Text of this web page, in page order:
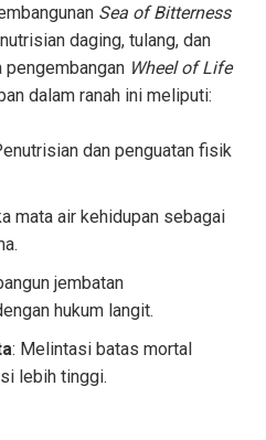
Sea of Bitterness
daging, tulang, dan
pengembangan Wheel of Life
dalam ranah ini meliputi:
dan penguatan fisik
mata air kehidupan sebagai
jembatan
hukum langit.
: Melintasi batas mortal
lebih tinggi.